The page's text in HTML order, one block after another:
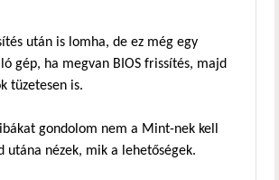
után is lomha, de ez még egy
gép, ha megvan BIOS frissítés, majd
tüzetesen is.
gondolom nem a Mint-nek kell
utána nézek, mik a lehetőségek.